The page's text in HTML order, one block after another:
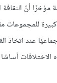
أنّ الثقافة
للمجموعات
عند اتخاذ
أساسًا